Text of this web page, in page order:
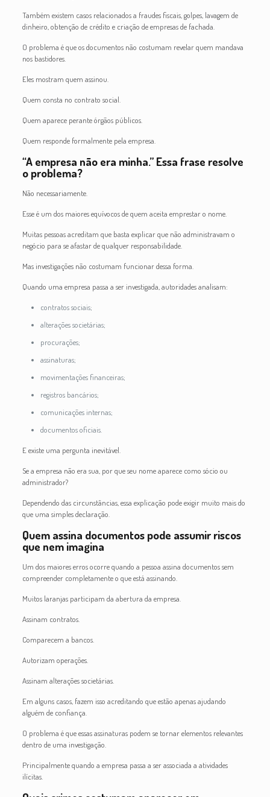
Também existem casos relacionados a fraudes fiscais, golpes, lavagem de
dinheiro, obtenção de crédito e criação de empresas de fachada.
O problema é que os documentos não costumam revelar quem mandava
nos bastidores.
Eles mostram quem assinou.
Quem consta no contrato social.
Quem aparece perante órgãos públicos.
Quem responde formalmente pela empresa.
“A empresa não era minha.” Essa frase resolve
o problema?
Não necessariamente.
Esse é um dos maiores equívocos de quem aceita emprestar o nome.
Muitas pessoas acreditam que basta explicar que não administravam o
negócio para se afastar de qualquer responsabilidade.
Mas investigações não costumam funcionar dessa forma.
Quando uma empresa passa a ser investigada, autoridades analisam:
contratos sociais;
alterações societárias;
procurações;
assinaturas;
movimentações financeiras;
registros bancários;
comunicações internas;
documentos oficiais.
E existe uma pergunta inevitável.
Se a empresa não era sua, por que seu nome aparece como sócio ou
administrador?
Dependendo das circunstâncias, essa explicação pode exigir muito mais do
que uma simples declaração.
Quem assina documentos pode assumir riscos
que nem imagina
Um dos maiores erros ocorre quando a pessoa assina documentos sem
compreender completamente o que está assinando.
Muitos laranjas participam da abertura da empresa.
Assinam contratos.
Comparecem a bancos.
Autorizam operações.
Assinam alterações societárias.
Em alguns casos, fazem isso acreditando que estão apenas ajudando
alguém de confiança.
O problema é que essas assinaturas podem se tornar elementos relevantes
dentro de uma investigação.
Principalmente quando a empresa passa a ser associada a atividades
ilícitas.